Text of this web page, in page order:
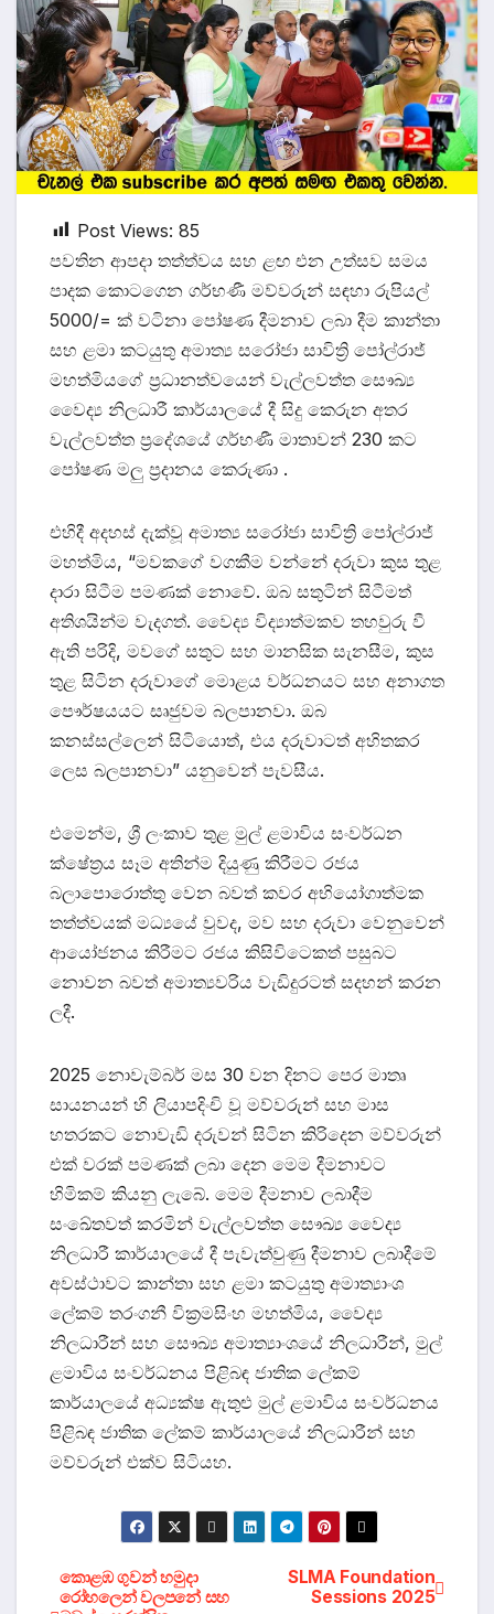
Post Views: 85
පවතින ආපදා තත්ත්වය සහ ළඟ එන උත්සව සමය
පාදක කොටගෙන ගර්භණී මව්වරුන් සඳහා රුපියල්
5000/= ක් වටිනා පෝෂණ දීමනාව ලබා දීම කාන්තා
සහ ළමා කටයුතු අමාත්‍ය සරෝජා සාවිත්‍රි පෝල්රාජ්
මහත්මියගේ ප්‍රධානත්වයෙන් වැල්ලවත්ත සෞඛ්‍ය
වෛද්‍ය නිලධාරී කාර්යාලයේ දී සිදු කෙරුන අතර
වැල්ලවත්ත ප්‍රදේශයේ ගර්භණී මාතාවන් 230 කට
පෝෂණ මලු ප්‍රදානය කෙරුණා .
එහිදී අදහස් දැක්වූ අමාත්‍ය සරෝජා සාවිත්‍රි පෝල්රාජ්
මහත්මිය, “මවකගේ වගකීම වන්නේ දරුවා කුස තුළ
දාරා සිටීම පමණක් නොවේ. ඔබ සතුටින් සිටීමත්
අතිශයින්ම වැදගත්. වෛද්‍ය විද්‍යාත්මකව තහවුරු වී
ඇති පරිදි, මවගේ සතුට සහ මානසික සැනසීම, කුස
තුළ සිටින දරුවාගේ මොළය වර්ධනයට සහ අනාගත
පෞර්ෂයයට සෘජුවම බලපානවා. ඔබ
කනස්සල්ලෙන් සිටියොත්, එය දරුවාටත් අහිතකර
ලෙස බලපානවා” යනුවෙන් පැවසීය.
එමෙන්ම, ශ්‍රී ලංකාව තුළ මුල් ළමාවිය සංවර්ධන
ක්ෂේත්‍රය සෑම අතින්ම දියුණු කිරීමට රජය
බලාපොරොත්තු වෙන බවත් කවර අභියෝගාත්මක
තත්ත්වයක් මධ්‍යයේ වුවද, මව සහ දරුවා වෙනුවෙන්
ආයෝජනය කිරීමට රජය කිසිවිටෙකත් පසුබට
නොවන බවත් අමාත්‍යවරිය වැඩිදුරටත් සදහන් කරන
ලදී.
2025 නොවැම්බර් මස 30 වන දිනට පෙර මාතෘ
සායනයන් හි ලියාපදිංචි වූ මව්වරුන් සහ මාස
හතරකට නොවැඩි දරුවන් සිටින කිරිදෙන මව්වරුන්
එක් වරක් පමණක් ලබා දෙන මෙම දීමනාවට
හිමිකම් කියනු ලැබේ. මෙම දීමනාව ලබාදීම
සංඛේතවත් කරමින් වැල්ලවත්ත සෞඛ්‍ය වෛද්‍ය
නිලධාරී කාර්යාලයේ දී පැවැත්වුණු දීමනාව ලබාදීමේ
අවස්ථාවට කාන්තා සහ ළමා කටයුතු අමාත්‍යාංශ
ලේකම් තරංගනී වික්‍රමසිංහ මහත්මිය, වෛද්‍ය
නිලධාරීන් සහ සෞඛ්‍ය අමාත්‍යාංශයේ නිලධාරීන්, මුල්
ළමාවිය සංවර්ධනය පිළිබඳ ජාතික ලේකම්
කාර්යාලයේ අධ්‍යක්ෂ ඇතුළු මුල් ළමාවිය සංවර්ධනය
පිළිබඳ ජාතික ලේකම් කාර්යාලයේ නිලධාරීන් සහ
මව්වරුන් එක්ව සිටියහ.
Post
SLMA Foundation
Sessions 2025
කොළඹ ගුවන් හමුදා
රෝහලෙන් වලපනේ සහ